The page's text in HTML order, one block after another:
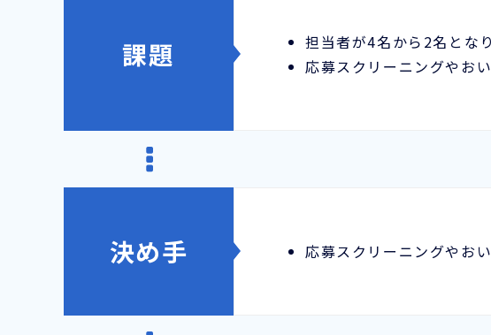
課題
担当者が4名から2名とな
応募スクリーニングやお
決め手 応募スクリーニングやお